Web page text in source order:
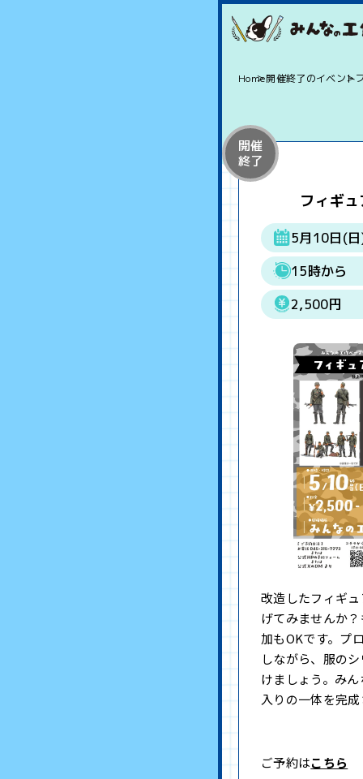
Home開催終了のイベント
開催
終了
フィギ
5月10日(
15時から
2,500円
改造したフィギ
げてみませんか
加もOKです。プ
しながら、服の
けましょう。み
入りの一体を完
ご予約はこちら